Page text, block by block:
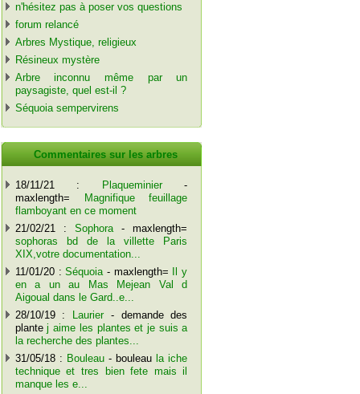
n'hésitez pas à poser vos questions
forum relancé
Arbres Mystique, religieux
Résineux mystère
Arbre inconnu même par un
paysagiste, quel est-il ?
Séquoia sempervirens
Commentaires sur les arbres
18/11/21 : Plaqueminier-
maxlength= Magnifique feuillage
flamboyant en ce moment
21/02/21 : Sophora - maxlength=
sophoras bd de la villette Paris
XIX,votre documentation...
11/01/20 :Séquoia - maxlength= Il y
en a un au Mas Mejean Val d
Aigoual dans le Gard..e...
28/10/19 : Laurier- demande des
plantej aime les plantes et je suis a
la recherche des plantes...
31/05/18 : Bouleau- bouleaula iche
technique et tres bien fete mais il
manque les e...